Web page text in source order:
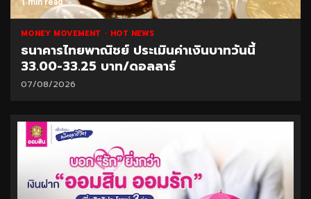
MONEY MOVEMENT HOT NEWS
ธนาคารไทยพาณิชย์ ประเมินค่าเงินบาทวันนี้
33.00-33.25 บาท/ดอลลาร์
07/08/2026